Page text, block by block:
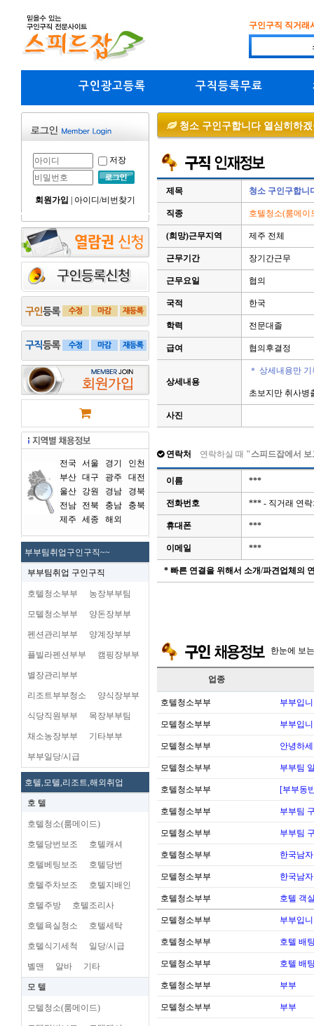
구인구직 직거래
구인광고등록 구직등록무료
저장
회원가입 아이디/비번찾기
전국 서울 경기
인천
부산 대구 광주
대전
울산
강원 경남
경북
전남
전북 충남
충북
제주
세종 해외
부부팀취업구인구직~~
부부팀취업 구인구직
호텔청소부부 농장부부팀
모텔청소부부 양돈장부부
펜션관리부부 양계장부부
플빌라펜션부부 캠핑장부부
별장관리부부
리조트부부청소 양식장부부
식당직원부부 목장부부팀
채소농장부부 기타부부
부부일당/시급
호텔,모텔,리조트,해외취업
호 텔
호텔청소(룸메이드)
호텔당번보조 호텔캐셔
호텔베팅보조 호텔당번
호텔주차보조 호텔지배인
호텔주방 호텔조리사
호텔욕실청소 호텔세탁
호텔식기세척 일당/시급
벨맨 알바 기타
모 텔
모텔청소(룸메이드)
청소 구인구합니다 열심히하
제목 청소 구인구합니
직종 호텔청소(룸메이
(희망)근무지역 제주 전체
근무기간 장기간근무
근무요일 협의
국적 한국
학력 전문대졸
급여 협의후결정
상세내용
＊ 상세내용만
초보지만 취사병
사진
연락처 연락하실 때 "스피드잡에서
이름 ***
전화번호 *** - 직거래 연
휴대폰 ***
이메일 ***
* 빠른 연결을 위해서 소개/파견업체의
한눈에 보
업종
호텔청소부부 부부입
모텔청소부부 부부입
모텔청소부부 안녕하
모텔청소부부 부부팀
호텔청소부부 [부부동
호텔청소부부 부부팀
모텔청소부부 부부팀
호텔청소부부 한국남
모텔청소부부 한국남
호텔청소부부 호텔 객
모텔청소부부 부부입
호텔청소부부 호텔 배
모텔청소부부 호텔 배
호텔청소부부 부부
모텔청소부부 부부